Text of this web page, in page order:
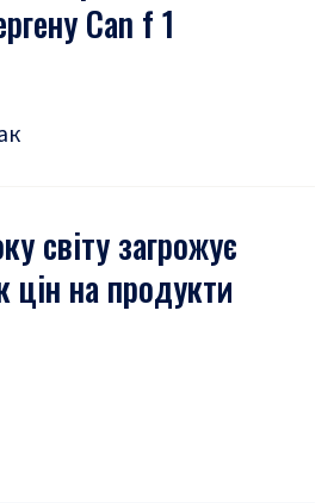
Can f 1
світу загрожує
цін на продукти